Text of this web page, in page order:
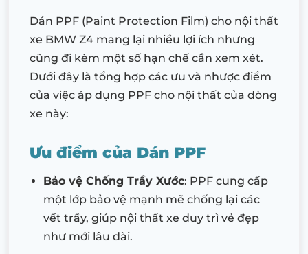
Dán PPF (Paint Protection Film) cho nội thất
xe BMW Z4 mang lại nhiều lợi ích nhưng
cũng đi kèm một số hạn chế cần xem xét.
Dưới đây là tổng hợp các ưu và nhược điểm
của việc áp dụng PPF cho nội thất của dòng
xe này:
Ưu điểm của Dán PPF
Bảo vệ Chống Trầy Xước: PPF cung cấp
một lớp bảo vệ mạnh mẽ chống lại các
vết trầy, giúp nội thất xe duy trì vẻ đẹp
như mới lâu dài.